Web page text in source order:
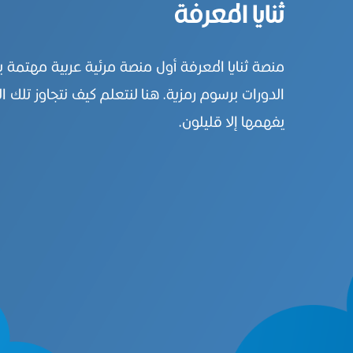
ثنايا المعرفة
منصة ثنايا المعرفة أول منصة مرئية عربية
الدورات برسوم رمزية. هنا لنتعلم كيف نتجاوز تلك
يفهمها إلا قليلون.